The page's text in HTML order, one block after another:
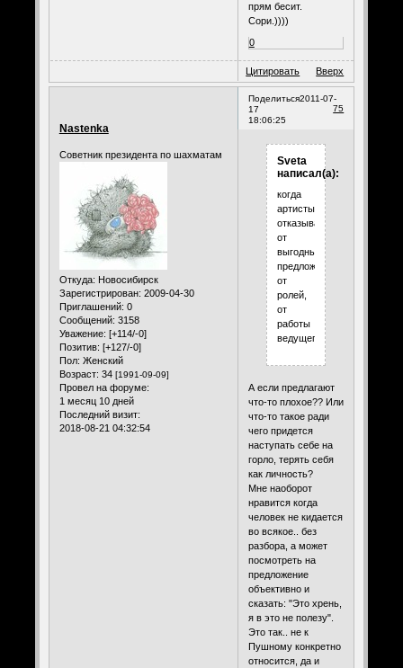
прям бесит.
Сори.))))
0
Цитировать Вверх
Поделиться
75
2011-07-
17
18:06:25
Nastenka
Советник президента по шахматам
Откуда: Новосибирск
Зарегистрирован: 2009-04-30
Приглашений: 0
Сообщений: 3158
Уважение: [+114/-0]
Позитив: [+127/-0]
Пол: Женский
Возраст: 34 [1991-09-09]
Провел на форуме:
1 месяц 10 дней
Последний визит:
2018-08-21 04:32:54
Sveta
написал(а):
когда
артисты
отказываются
от
выгодных
предложений,
от
ролей,
от
работы
ведущего!
А если предлагают
что-то плохое?? Или
что-то такое ради
чего придется
наступать себе на
горло, терять себя
как личность?
Мне наоборот
нравится когда
человек не кидается
во всякое.. без
разбора, а может
посмотреть на
предложение
объективно и
сказать: "Это хрень,
я в это не полезу".
Это так.. не к
Пушному конкретно
относится, да и